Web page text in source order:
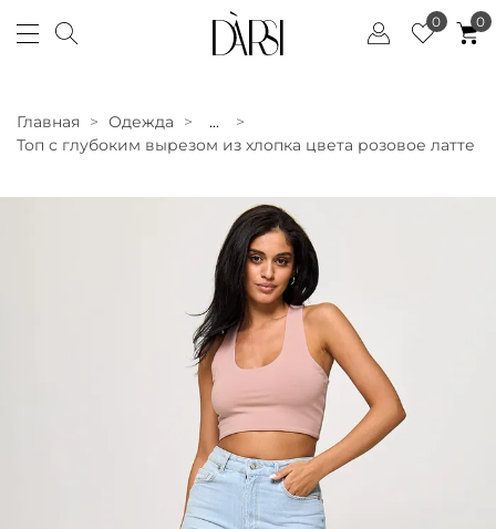
0 0
Главная Одежда
...
Топ с глубоким вырезом из хлопка цвета розовое латте